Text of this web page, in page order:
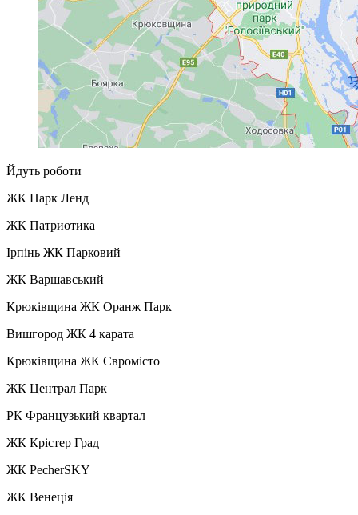
Йдуть роботи
ЖК Парк Ленд
ЖК Патриотика
Ірпінь ЖК Парковий
ЖК Варшавський
Крюківщина ЖК Оранж Парк
Вишгород ЖК 4 карата
Крюківщина ЖК Євромісто
ЖК Централ Парк
РК Французький квартал
ЖК Крістер Град
ЖК PecherSKY
ЖК Венеція